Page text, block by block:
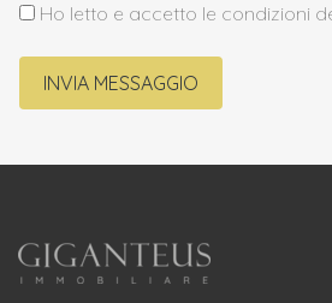
Ho letto e accetto le condizioni
INVIA MESSAGGIO